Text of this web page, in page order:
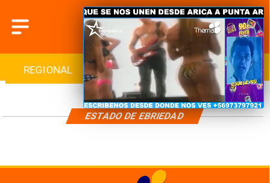
REGIONAL INTERNACIONAL DEPORTES
ESTADO DE EBRIEDAD